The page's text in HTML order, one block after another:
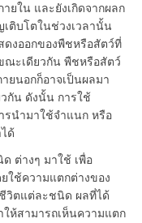
ยใน และยังเกิดจากผลก
ติบโตในช่วงเวลานั้น
งออกของพืชหรือสัตว์ที่
ณะเดียวกัน พืชหรือสัตว์
ยนอกก็อาจเป็นผลมา
กัน ดังนั้น การใช้
รนำมาใช้จำแนก หรือ
ด้
ต่างๆ มาใช้ เพื่อ
ใช้ความแตกต่างของ
วิตแต่ละชนิด ผลที่ได้
ให้สามารถเห็นความแตก